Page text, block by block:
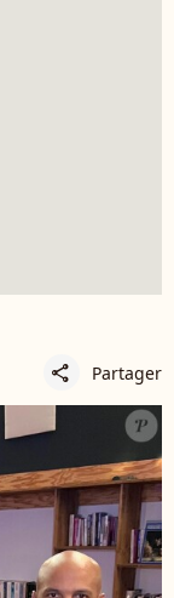
share Partager